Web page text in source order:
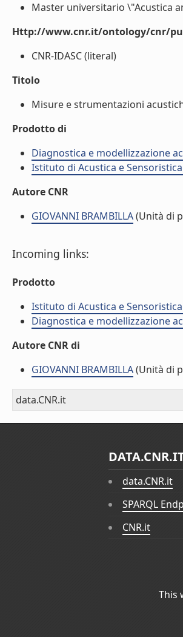
Master universitario \"Acustica
Http://www.cnr.it/ontology/cnr/
CNR-IDASC (literal)
Titolo
Misure e strumentazioni
Prodotto di
Diagnostica e modellizzazione
Istituto di Acustica e
Autore CNR
GIOVANNI BRAMBILLA(Unità di
Incoming links:
Prodotto
Istituto di Acustica e
Diagnostica e modellizzazione
Autore CNR di
GIOVANNI BRAMBILLA(Unità di
data.CNR.it
data.CNR.it
SPARQL
CNR.it
This